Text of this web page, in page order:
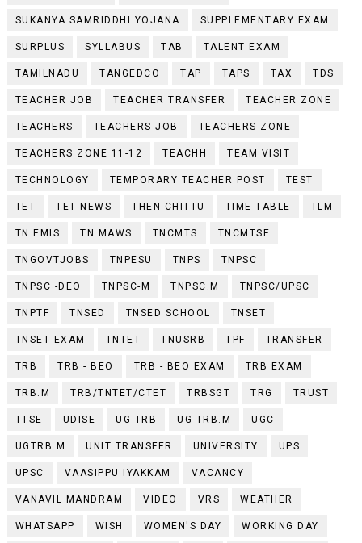
SUKANYA SAMRIDDHI YOJANA SUPPLEMENTARY EXAM
SURPLUS SYLLABUS TAB TALENT EXAM
TAMILNADU TANGEDCO TAP TAPS TAX TDS
TEACHER JOB TEACHER TRANSFER TEACHER ZONE
TEACHERS TEACHERS JOB TEACHERS ZONE
TEACHERS ZONE 11-12 TEACHH TEAM VISIT
TECHNOLOGY TEMPORARY TEACHER POST TEST
TET TET NEWS THEN CHITTU TIME TABLE TLM
TN EMIS TN MAWS TNCMTS TNCMTSE
TNGOVTJOBS TNPESU TNPS TNPSC
TNPSC -DEO TNPSC-M TNPSC.M TNPSC/UPSC
TNPTF TNSED TNSED SCHOOL TNSET
TNSET EXAM TNTET TNUSRB TPF TRANSFER
TRB TRB - BEO TRB - BEO EXAM TRB EXAM
TRB.M TRB/TNTET/CTET TRBSGT TRG TRUST
TTSE UDISE UG TRB UG TRB.M UGC
UGTRB.M UNIT TRANSFER UNIVERSITY UPS
UPSC VAASIPPU IYAKKAM VACANCY
VANAVIL MANDRAM VIDEO VRS WEATHER
WHATSAPP WISH WOMEN'S DAY WORKING DAY